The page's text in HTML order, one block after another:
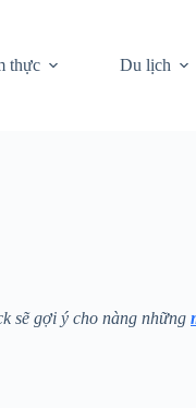
thực Du lịch
sẽ gợi ý cho nàng những